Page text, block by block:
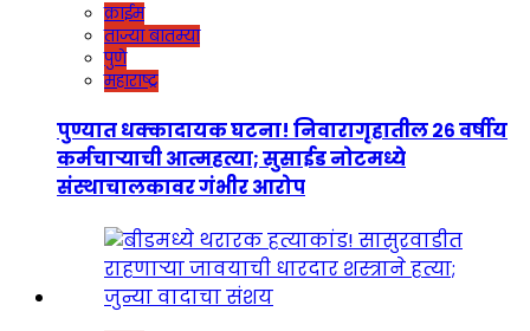
क्राईम
ताज्या बातम्या
पुणे
महाराष्ट्र
पुण्यात धक्कादायक घटना! निवारागृहातील २६ वर्षीय
कर्मचाऱ्याची आत्महत्या; सुसाईड नोटमध्ये
संस्थाचालकावर गंभीर आरोप